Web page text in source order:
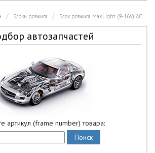
Блоки розжига Блок розжига MaxLight (9-16V) AC
автозапчастей
артикул (frame number) товара: